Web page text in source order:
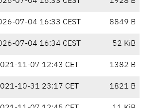
07-04 16:33 CEST 8849 B
07-04 16:34 CEST 52 KiB
11-07 12:43 CET 1382 B
10-31 23:17 CET 1821 B